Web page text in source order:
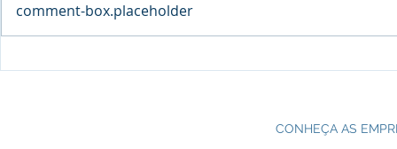
comment-box.placeholder
CONHEÇA AS